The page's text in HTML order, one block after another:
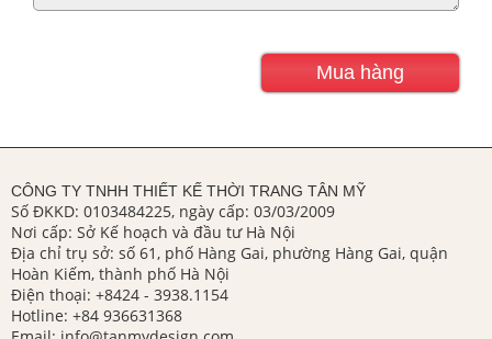
CÔNG TY TNHH THIẾT KẾ THỜI TRANG TÂN MỸ
Số ĐKKD: 0103484225, ngày cấp: 03/03/2009
Nơi cấp: Sở Kế hoạch và đầu tư Hà Nội
Địa chỉ trụ sở: số 61, phố Hàng Gai, phường Hàng Gai, quận
Hoàn Kiếm, thành phố Hà Nội
Điện thoại: +8424 - 3938.1154
Hotline: +84 936631368